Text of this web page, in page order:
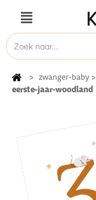
> zwanger-baby >
eerste-jaar-woodland